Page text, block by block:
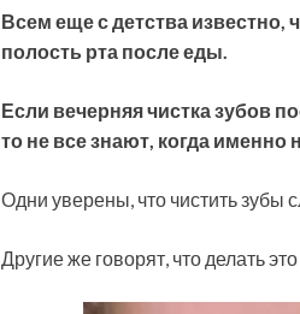
Всем еще с детства известно,
полость рта после еды.
Если вечерняя чистка зубов
то не все знают, когда
Одни уверены, что чистить зубы
Другие же говорят, что делать